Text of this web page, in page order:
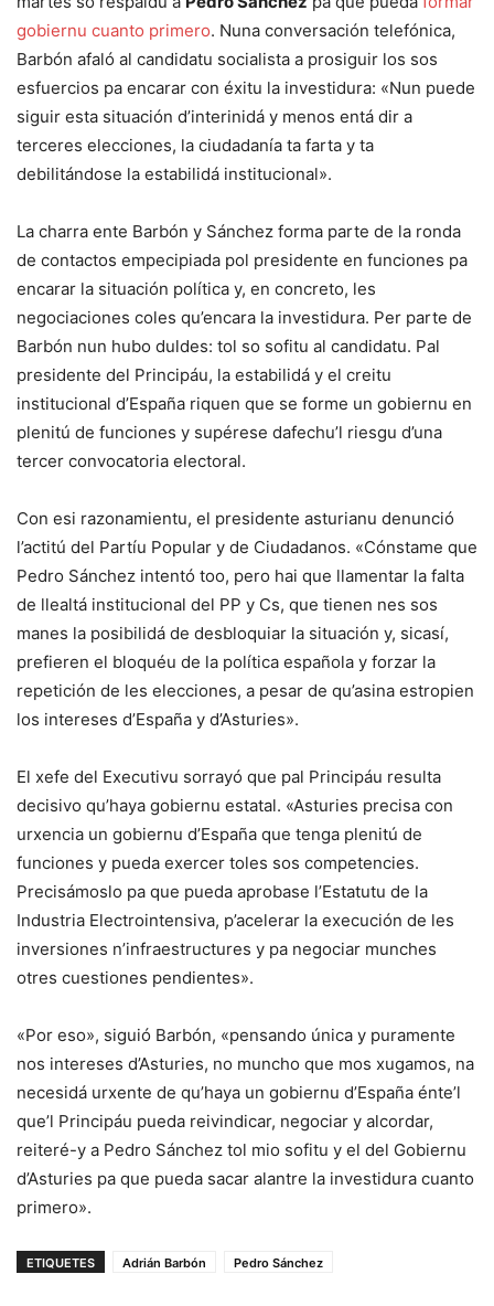
gobiernu cuanto primero. Nuna conversación telefónica,
Barbón afaló al candidatu socialista a prosiguir los sos
esfuercios pa encarar con éxitu la investidura: «Nun puede
siguir esta situación d’interinidá y menos entá dir a
terceres elecciones, la ciudadanía ta farta y ta
debilitándose la estabilidá institucional».
La charra ente Barbón y Sánchez forma parte de la ronda
de contactos empecipiada pol presidente en funciones pa
encarar la situación política y, en concreto, les
negociaciones coles qu’encara la investidura. Per parte de
Barbón nun hubo duldes: tol so sofitu al candidatu. Pal
presidente del Principáu, la estabilidá y el creitu
institucional d’España riquen que se forme un gobiernu en
plenitú de funciones y supérese dafechu’l riesgu d’una
tercer convocatoria electoral.
Con esi razonamientu, el presidente asturianu denunció
l’actitú del Partíu Popular y de Ciudadanos. «Cónstame que
Pedro Sánchez intentó too, pero hai que llamentar la falta
de llealtá institucional del PP y Cs, que tienen nes sos
manes la posibilidá de desbloquiar la situación y, sicasí,
prefieren el bloquéu de la política española y forzar la
repetición de les elecciones, a pesar de qu’asina estropien
los intereses d’España y d’Asturies».
El xefe del Executivu sorrayó que pal Principáu resulta
decisivo qu’haya gobiernu estatal. «Asturies precisa con
urxencia un gobiernu d’España que tenga plenitú de
funciones y pueda exercer toles sos competencies.
Precisámoslo pa que pueda aprobase l’Estatutu de la
Industria Electrointensiva, p’acelerar la execución de les
inversiones n’infraestructures y pa negociar munches
otres cuestiones pendientes».
«Por eso», siguió Barbón, «pensando única y puramente
nos intereses d’Asturies, no muncho que mos xugamos, na
necesidá urxente de qu’haya un gobiernu d’España énte’l
que’l Principáu pueda reivindicar, negociar y alcordar,
reiteré-y a Pedro Sánchez tol mio sofitu y el del Gobiernu
d’Asturies pa que pueda sacar alantre la investidura cuanto
primero».
ETIQUETES Adrián Barbón Pedro Sánchez